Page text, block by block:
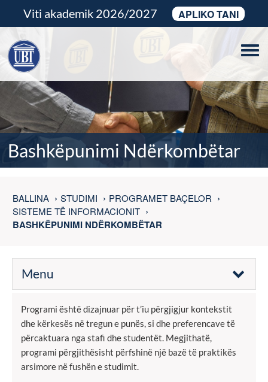
Viti akademik 2026/2027 APLIKO TANI
Bashkëpunimi Ndërkombëtar
BALLINA STUDIMI
PROGRAMET BAÇELOR
SISTEME TË INFORMACIONIT
BASHKËPUNIMI NDËRKOMBËTAR
Menu
Programi është dizajnuar për t’iu përgjigjur kontekstit
dhe kërkesës në tregun e punës, si dhe preferencave të
përcaktuara nga stafi dhe studentët. Megjithatë,
programi përgjithësisht përfshinë një bazë të praktikës
arsimore në fushën e studimit.